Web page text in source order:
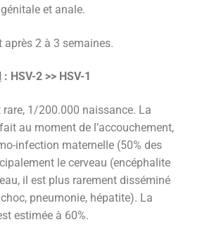
et anale.
2 à 3 semaines.
: HSV-2 >> HSV-1
rare, 1/200.000 naissance. La
au moment de l’accouchement,
infection maternelle (50% des
le cerveau (encéphalite
il est plus rarement disséminé
pneumonie, hépatite). La
estimée à 60%.